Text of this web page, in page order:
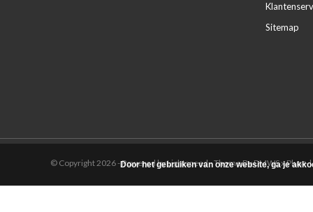
Sitemap
© Copyright 2026 - Powered byLightspeed- Theme ByDMWSxPlus+|
Door het gebruiken van onze website, ga je